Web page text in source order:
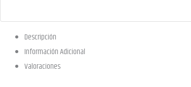
Descripción
Información Adicional
Valoraciones